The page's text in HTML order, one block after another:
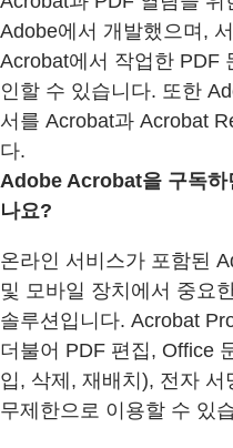
Adobe에서 개발했으며,
Acrobat에서 작업한 PDF
인할 수 있습니다. 또한
서를 Acrobat과 Acrobat
다.
Adobe Acrobat을 구독하
나요?
온라인 서비스가 포함된
및 모바일 장치에서 중요
솔루션입니다. Acrobat
더불어 PDF 편집, Office
입, 삭제, 재배치), 전자
무제한으로 이용할 수 있